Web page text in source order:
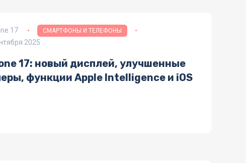
17 СМАРТФОНЫ И ТЕЛЕФОНЫ
2025
17: новый дисплей, улучшенные
функции Apple Intelligence и iOS